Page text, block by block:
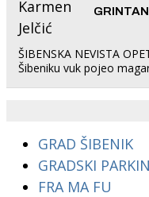
ŠIBENSKA NEVISTA
Šibeniku vuk pojeo
GRAD ŠIBENIK
GRADSKI
FRA MA FU